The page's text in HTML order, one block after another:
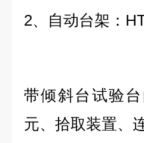
2、自动台架：
带倾斜台试验
元、拾取装置、